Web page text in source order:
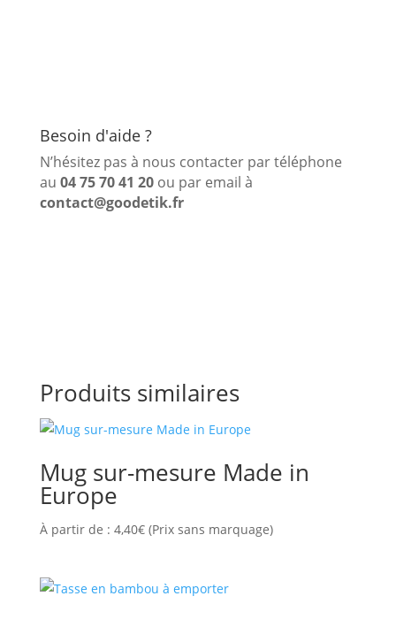
Besoin d'aide ?
N’hésitez pas à nous contacter par téléphone
au 04 75 70 41 20 ou par email à
contact@goodetik.fr
Produits similaires
Mug sur-mesure Made in
Europe
À partir de : 4,40€(Prix sans marquage)